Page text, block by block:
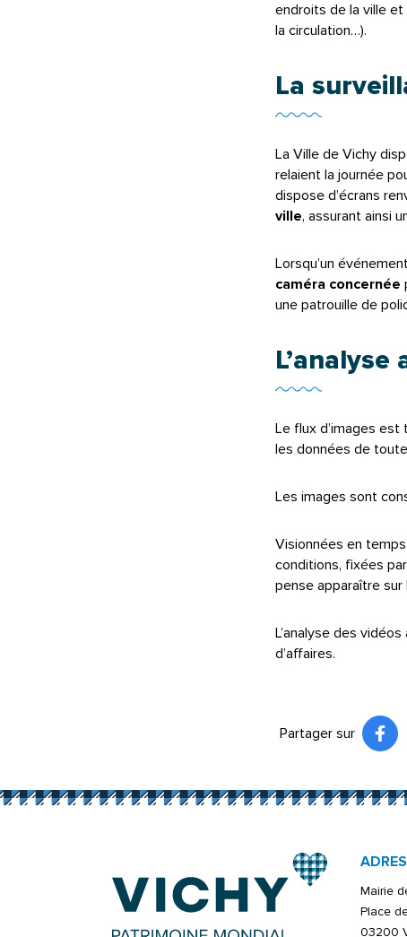
endroits de la ville
la circulation…).
La
La Ville de Vichy
relaient la journée
dispose d’écrans
ville, assurant ainsi
Lorsqu’un
caméra concernée
une patrouille de
Le flux d’images
les données de
Les images sont
Visionnées en
conditions, fixées
pense apparaître sur
L’analyse des
d’affaires.
Partager sur
Mairie
Place
03200